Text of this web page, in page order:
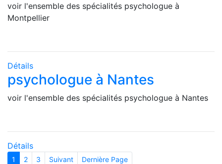
voir l'ensemble des spécialités psychologue à
Montpellier
Détails
psychologue à Nantes
voir l'ensemble des spécialités psychologue à Nantes
Détails
1 2 3 Suivant Dernière Page